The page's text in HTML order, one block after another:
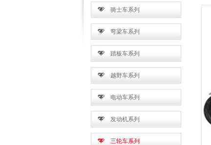
骑士车系列
弯梁车系列
踏板车系列
越野车系列
电动车系列
发动机系列
三轮车系列